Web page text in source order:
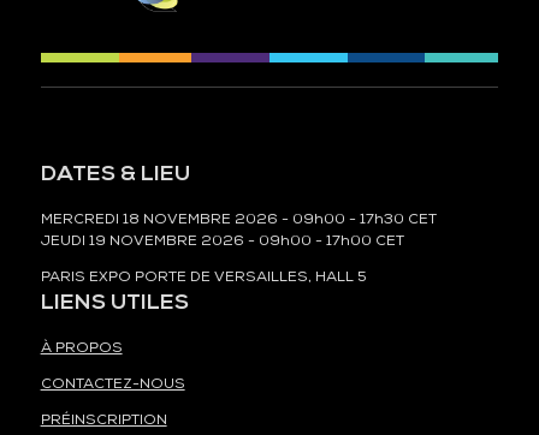
DATES & LIEU
MERCREDI 18 NOVEMBRE 2026 - 09h00 - 17h30 CET
JEUDI 19 NOVEMBRE 2026 - 09h00 - 17h00 CET
PARIS EXPO PORTE DE VERSAILLES, HALL 5
LIENS UTILES
À PROPOS
CONTACTEZ-NOUS
PRÉINSCRIPTION